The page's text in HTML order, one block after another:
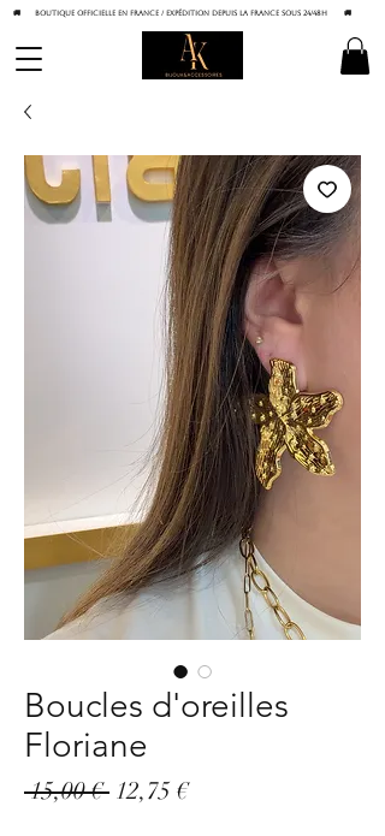
🚚 BOUTIQUE OFFICIELLE EN FRANCE / Expédition depuis la France sous 24/48h 🚚
Boucles d'oreilles
Floriane
15,00 € Prix
12,75 €Prix